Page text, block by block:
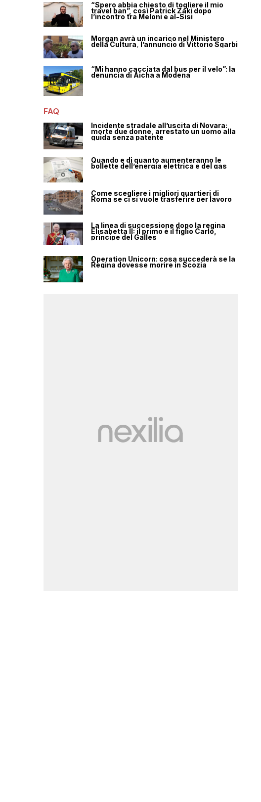
“Spero abbia chiesto di togliere il mio
travel ban”, così Patrick Zaki dopo
l’incontro tra Meloni e al-Sisi
Morgan avrà un incarico nel Ministero
della Cultura, l’annuncio di Vittorio Sgarbi
“Mi hanno cacciata dal bus per il velo”: la
denuncia di Aicha a Modena
FAQ
Incidente stradale all’uscita di Novara:
morte due donne, arrestato un uomo alla
guida senza patente
Quando e di quanto aumenteranno le
bollette dell’energia elettrica e del gas
Come scegliere i migliori quartieri di
Roma se ci si vuole trasferire per lavoro
La linea di successione dopo la regina
Elisabetta II: il primo è il figlio Carlo,
principe del Galles
Operation Unicorn: cosa succederà se la
Regina dovesse morire in Scozia